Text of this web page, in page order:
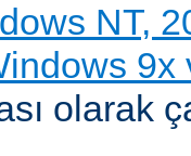
NT,
9x
olarak